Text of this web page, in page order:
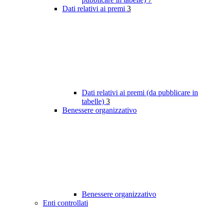
Dati relativi ai premi 3
Dati relativi ai premi (da pubblicare in
tabelle) 3
Benessere organizzativo
Benessere organizzativo
Enti controllati